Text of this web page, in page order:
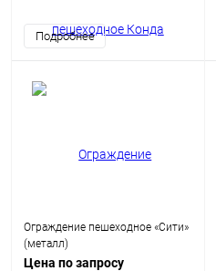
Подробнее
Ограждение пешеходное «Сити»
(металл)
Цена по запросу